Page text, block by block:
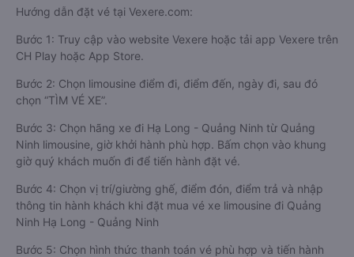
Hướng dẫn đặt vé tại Vexere.com:
Bước 1: Truy cập vào website Vexere hoặc tải app Vexere trên
CH Play hoặc App Store.
Bước 2: Chọn limousine điểm đi, điểm đến, ngày đi, sau đó
chọn “TÌM VÉ XE”.
Bước 3: Chọn hãng xe đi Hạ Long - Quảng Ninh từ Quảng
Ninh limousine, giờ khởi hành phù hợp. Bấm chọn vào khung
giờ quý khách muốn đi để tiến hành đặt vé.
Bước 4: Chọn vị trí/giường ghế, điểm đón, điểm trả và nhập
thông tin hành khách khi đặt mua vé xe limousine đi Quảng
Ninh Hạ Long - Quảng Ninh
Bước 5: Chọn hình thức thanh toán vé phù hợp và tiến hành